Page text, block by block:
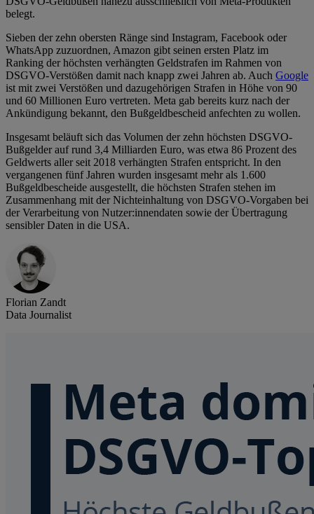
belegt.
Sieben der zehn obersten Ränge sind Instagram, Facebook oder
WhatsApp zuzuordnen, Amazon gibt seinen ersten Platz im
Ranking der höchsten verhängten Geldstrafen im Rahmen von
DSGVO-Verstößen damit nach knapp zwei Jahren ab. Auch Google
ist mit zwei Verstößen und dazugehörigen Strafen in Höhe von 90
und 60 Millionen Euro vertreten. Meta gab bereits kurz nach der
Ankündigung bekannt, den Bußgeldbescheid anfechten zu wollen.
Insgesamt beläuft sich das Volumen der zehn höchsten DSGVO-
Bußgelder auf rund 3,4 Milliarden Euro, was etwa 86 Prozent des
Geldwerts aller seit 2018 verhängten Strafen entspricht. In den
vergangenen fünf Jahren wurden insgesamt mehr als 1.600
Bußgeldbescheide ausgestellt, die höchsten Strafen stehen im
Zusammenhang mit der Nichteinhaltung von DSGVO-Vorgaben bei
der Verarbeitung von Nutzer:innendaten sowie der Übertragung
sensibler Daten in die USA.
Florian Zandt
Data Journalist